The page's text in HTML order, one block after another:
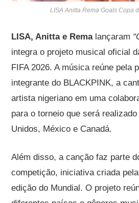
LISA Anitta Rema Goals Copa
LISA, Anitta e Rema lançaram
integra o projeto musical oficial
FIFA 2026. A música reúne pela
integrante do BLACKPINK, a
artista nigeriano em uma
para o torneio que será
Unidos, México e Canadá.
Além disso, a canção faz parte
competição, iniciativa criada
edição do Mundial. O projeto